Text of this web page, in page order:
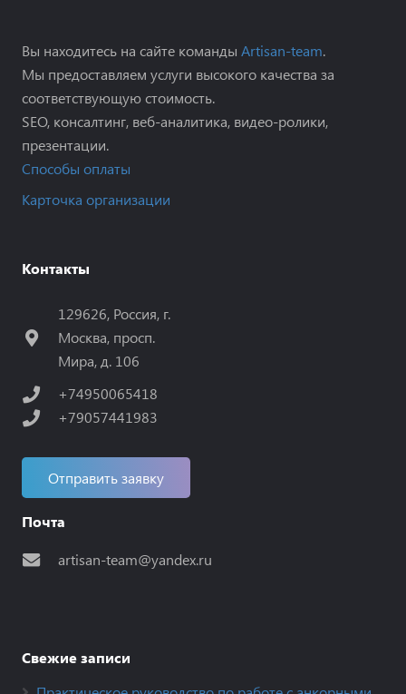
Вы находитесь на сайте команды Artisan-team.
Мы предоставляем услуги высокого качества за
соответствующую стоимость.
SEO, консалтинг, веб-аналитика, видео-ролики,
презентации.
Способы оплаты
Карточка организации
Контакты
129626, Россия, г.
Москва, просп.
Мира, д. 106
+74950065418
+79057441983
Отправить заявку
Почта
artisan-team@yandex.ru
Свежие записи